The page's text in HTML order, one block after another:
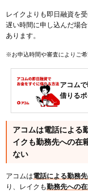
レイクよりも即日融資を
遅い時間に申し込んだ場
あります。
※お申込時間や審査によりご希
アコム
借りる
アコムは電話による
イクも勤務先への在
ない
アコムは電話による勤務
り、レイクも勤務先への